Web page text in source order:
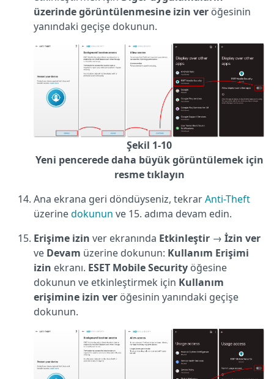
üzerinde görüntülenmesine izin ver öğesinin
yanındaki geçişe dokunun.
Şekil 1-10
Yeni pencerede daha büyük görüntülemek için
resme tıklayın
Ana ekrana geri döndüyseniz, tekrarAnti-Theft
üzerinedokunun ve 15. adıma devam edin.
Erişime izin ver ekranında Etkinleştir → İzin ver
ve Devam üzerine dokunun: Kullanım Erişimi
izin ekranı. ESET Mobile Security öğesine
dokunun ve etkinleştirmek için Kullanım
erişimine izin ver öğesinin yanındaki geçişe
dokunun.